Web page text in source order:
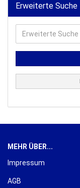
Erweiterte Suche
Suche
MEHR ÜBER...
Impressum
AGB